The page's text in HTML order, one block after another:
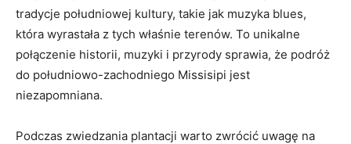
tradycje południowej kultury, takie jak muzyka blues,
która wyrastała z tych właśnie terenów. To unikalne
połączenie historii, muzyki i przyrody sprawia, że podróż
do południowo-zachodniego Missisipi jest
niezapomniana.
Podczas zwiedzania plantacji warto zwrócić uwagę na